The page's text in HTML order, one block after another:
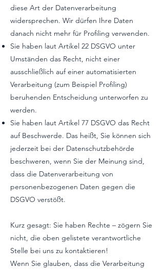
diese Art der Datenverarbeitung
widersprechen. Wir dürfen Ihre Daten
danach nicht mehr für Profiling verwenden.
Sie haben laut Artikel 22 DSGVO unter
Umständen das Recht, nicht einer
ausschließlich auf einer automatisierten
Verarbeitung (zum Beispiel Profiling)
beruhenden Entscheidung unterworfen zu
werden.
Sie haben laut Artikel 77 DSGVO das Recht
auf Beschwerde. Das heißt, Sie können sich
jederzeit bei der Datenschutzbehörde
beschweren, wenn Sie der Meinung sind,
dass die Datenverarbeitung von
personenbezogenen Daten gegen die
DSGVO verstößt.
Kurz gesagt: Sie haben Rechte – zögern Sie
nicht, die oben gelistete verantwortliche
Stelle bei uns zu kontaktieren!
Wenn Sie glauben, dass die Verarbeitung